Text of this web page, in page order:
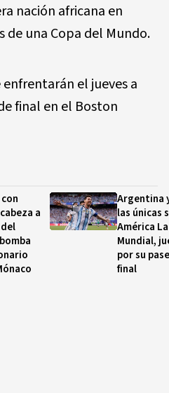
nación africana en
de una Copa del Mundo.
enfrentarán el jueves a
final en el Boston
a
Argentina
las únicas
América
Mundial,
por su
final